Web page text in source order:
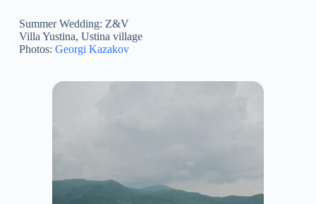
Summer Wedding: Z&V
Villa Yustina, Ustina village
Photos: Georgi Kazakov